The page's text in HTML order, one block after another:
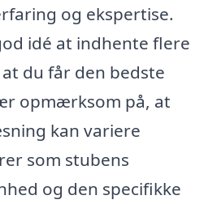
og ekspertise.
idé at indhente flere
du får den bedste
opmærksom på, at
kan variere
som stubens
og den specifikke